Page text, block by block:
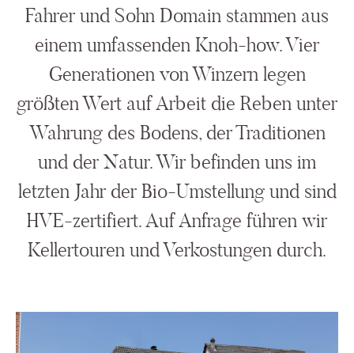
Fahrer und Sohn Domain stammen aus
einem umfassenden Knoh-how. Vier
Generationen von Winzern legen
größten Wert auf Arbeit die Reben unter
Wahrung des Bodens, der Traditionen
und der Natur. Wir befinden uns im
letzten Jahr der Bio-Umstellung und sind
HVE-zertifiert. Auf Anfrage führen wir
Kellertouren und Verkostungen durch.